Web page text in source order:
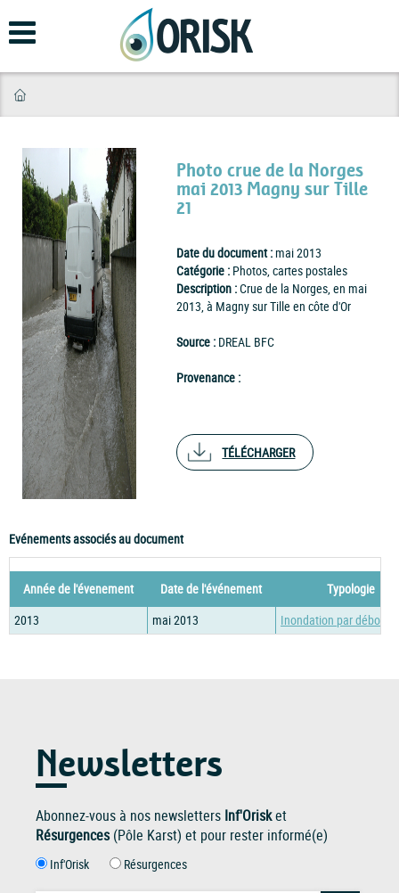
au
contenu
Photo crue de la Norges
mai 2013 Magny sur Tille
21
Date du document :mai 2013
Catégorie : Photos, cartes postales
Description :Crue de la Norges, en mai
2013, à Magny sur Tille en côte d'Or
Source : DREAL BFC
Provenance :
TÉLÉCHARGER
Evénements associés au document
Année de l'évenement Date de l'événement
Typologie
2013
mai 2013 Inondation par
Newsletters
Abonnez-vous à nos newsletters Inf'Orisket
Résurgences(Pôle Karst) et pour rester informé(e)
Inf'Orisk Résurgences